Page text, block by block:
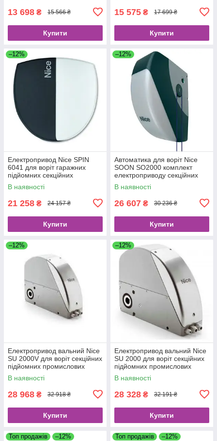
13 698 ₴ 15 566 ₴
Купити
15 575 ₴ 17 699 ₴
Купити
–12%
Електропривод Nice SPIN
6041 для воріт гаражних
підйомних секційних
В наявності
21 258 ₴ 24 157 ₴
Купити
–12%
Автоматика для воріт Nice
SOON SO2000 комплект
електроприводу секційних
підйомних промислових і
гаражних
В наявності
26 607 ₴ 30 236 ₴
Купити
–12%
Електропривод вальний Nice
SU 2000V для воріт секційних
підйомних промислових
В наявності
28 968 ₴ 32 918 ₴
Купити
–12%
Електропривод вальний Nice
SU 2000 для воріт секційних
підйомних промислових
В наявності
28 328 ₴ 32 191 ₴
Купити
Топ продажів –12% Топ продажів –12%